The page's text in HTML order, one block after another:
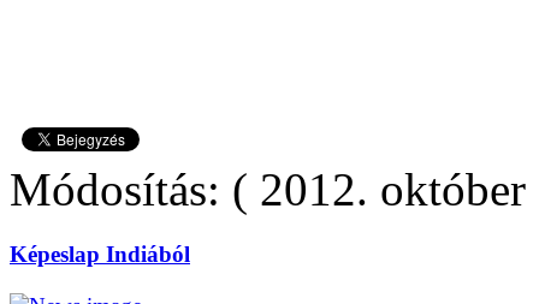
Módosítás: ( 2012.
Képeslap Indiából